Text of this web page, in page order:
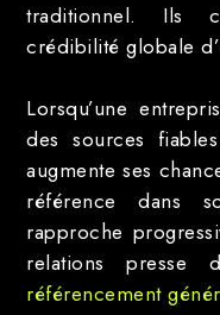
traditionnel. Ils
crédibilité globale
Lorsqu’une
des sources
augmente ses
référence dans
rapproche
relations
référencement